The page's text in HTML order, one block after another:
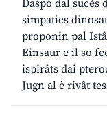
Daspò dal
simpatics
proponin pal
Einsaur e il so
ispirâts dai
Jugn al è rivât